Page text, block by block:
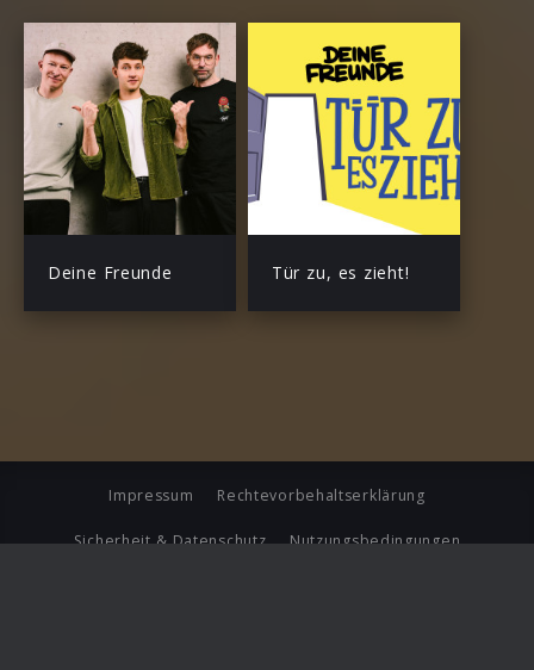
Deine Freunde Tür zu, es zieht!
Impressum Rechtevorbehaltserklärung
Sicherheit & Datenschutz Nutzungsbedingungen